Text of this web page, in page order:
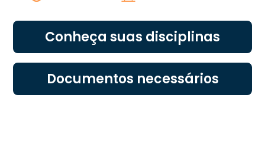
Conheça suas disciplinas
Documentos necessários